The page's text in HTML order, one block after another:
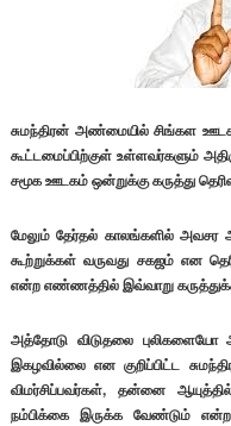
சுமந்திரன் அண்மையில் சிங்கள
கூட்டமைப்பிற்குள் உள்ளவர்களும்
சமூக ஊடகம் ஒன்றுக்கு கருத்து
மேலும் தேர்தல் காலங்களில் அவசர
கூற்றுக்கள் வருவது சகஜம் என
என்ற எண்ணத்தில் இவ்வாறு
அத்தோடு விடுதலை புலிகளையோ
இகழவில்லை என குறிப்பிட்ட
விமர்சிப்பவர்கள், தன்னை
நம்பிக்கை இருக்க வேண்டும் என்ற